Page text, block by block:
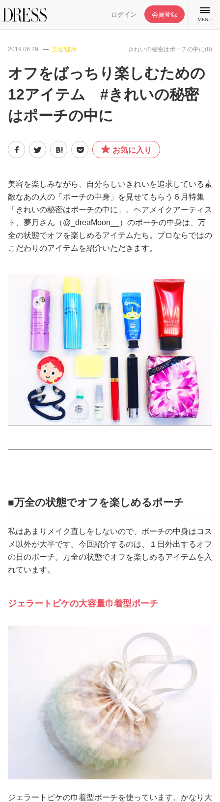
ログイン 会員登録
MENU
特集記事
DRESS部活
ライフスタイル
ファッション
恋愛/結婚/離婚
美容/健康
妊娠/出産/家族
ココロ/カラダ
グルメ
トラベル
カルチャー/エンタメ
ゲーム
2019.06.29 美容/健康 きれいの秘密はポーチの中に(8)
オフをばっちり楽しむための
12アイテム #きれいの秘密
はポーチの中に
お気に入り
美容を楽しみながら、自分らしいきれいを追求している素
敵なあの人の「ポーチの中身」を見せてもらう６月特集
「きれいの秘密はポーチの中に」。ヘアメイクアーティス
ト、夢月さん（@_dreaMoon__）のポーチの中身は、万
全の状態でオフを楽しめるアイテムたち。プロならではの
こだわりのアイテムを紹介いただきます。
■万全の状態でオフを楽しめるポーチ
私はあまりメイク直しをしないので、ポーチの中身はコス
メ以外が大半です。今回紹介するのは、１日外出するオフ
の日のポーチ。万全の状態でオフを楽しめるアイテムを入
れています。
ジェラートピケの大容量巾着型ポーチ
ジェラートピケの巾着型ポーチを使っています。かなり大